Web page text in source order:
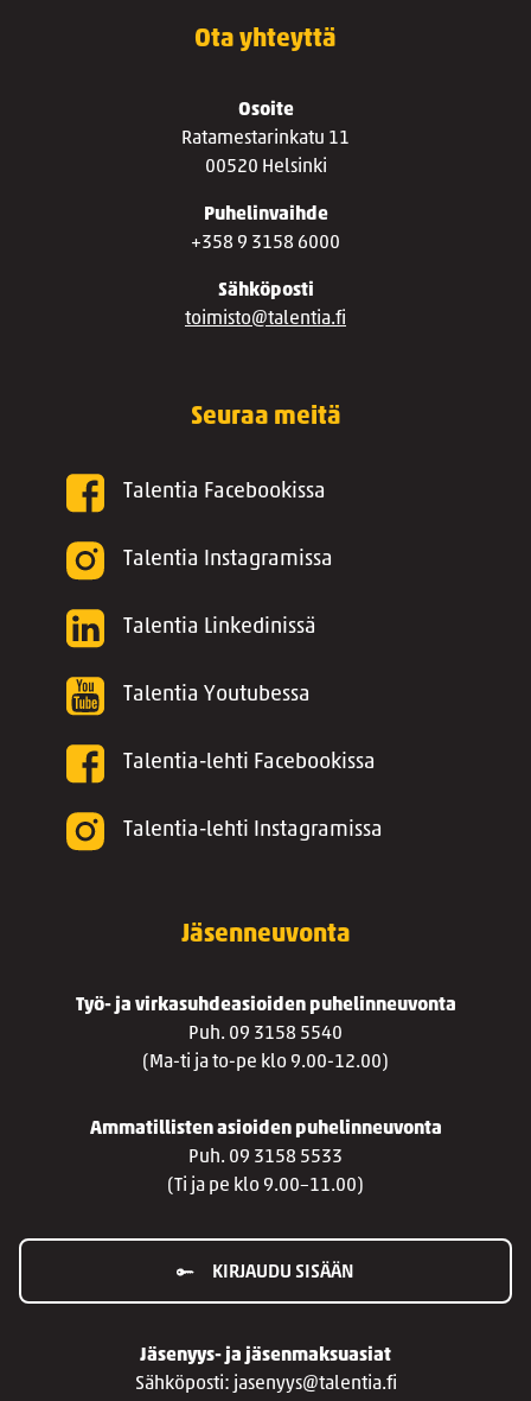
Ota yhteyttä
Osoite
Ratamestarinkatu 11
00520 Helsinki
Puhelinvaihde
+358 9 3158 6000
Sähköposti
toimisto@talentia.fi
Seuraa meitä
Talentia Facebookissa
Talentia Instagramissa
Talentia Linkedinissä
Talentia Youtubessa
Talentia-lehti Facebookissa
Talentia-lehti Instagramissa
Jäsenneuvonta
Työ- ja virkasuhdeasioiden puhelinneuvonta
Puh. 09 3158 5540
(Ma-ti ja to-pe klo 9.00-12.00)
Ammatillisten asioiden puhelinneuvonta
Puh. 09 3158 5533
(Ti ja pe klo 9.00–11.00)
KIRJAUDU SISÄÄN
Jäsenyys- ja jäsenmaksuasiat
Sähköposti: jasenyys@talentia.fi